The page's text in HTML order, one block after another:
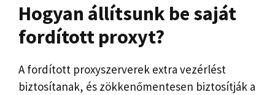
Hogyan állítsunk be saját
fordított proxyt?
A fordított proxyszerverek extra vezérlést
biztosítanak, és zökkenőmentesen biztosítják a